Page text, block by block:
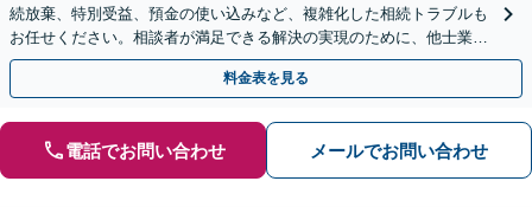
続放棄、特別受益、預金の使い込みなど、複雑化した相続トラブルも
お任せください。相談者が満足できる解決の実現のために、他士業と
連携し最善を尽くします【完全個室】
料金表を見る
電話でお問い合わせ メールでお問い合わせ